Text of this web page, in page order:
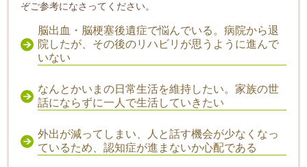
ぞご参考になさってください。
脳出血・脳梗塞後遺症で悩んでいる。病院から退
院したが、その後のリハビリが思うように進んで
いない
なんとかいまの日常生活を維持したい。家族の世
話にならずに一人で生活していきたい
外出が減ってしまい、人と話す機会が少なくなっ
ているため、認知症が進まないか心配である